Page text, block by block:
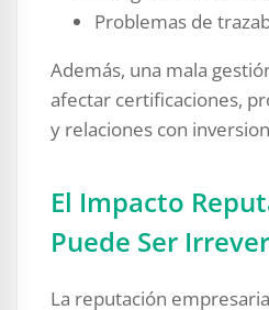
Problemas de
Además, una mala
afectar certificaciones,
y relaciones con
El Impacto
Puede Ser
La reputación